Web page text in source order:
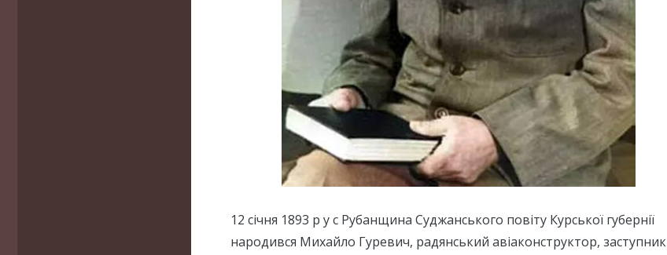
12 січня 1893 р у с Рубанщина Суджанського повіту Курської губернії
народився Михайло Гуревич, радянський авіаконструктор, заступник